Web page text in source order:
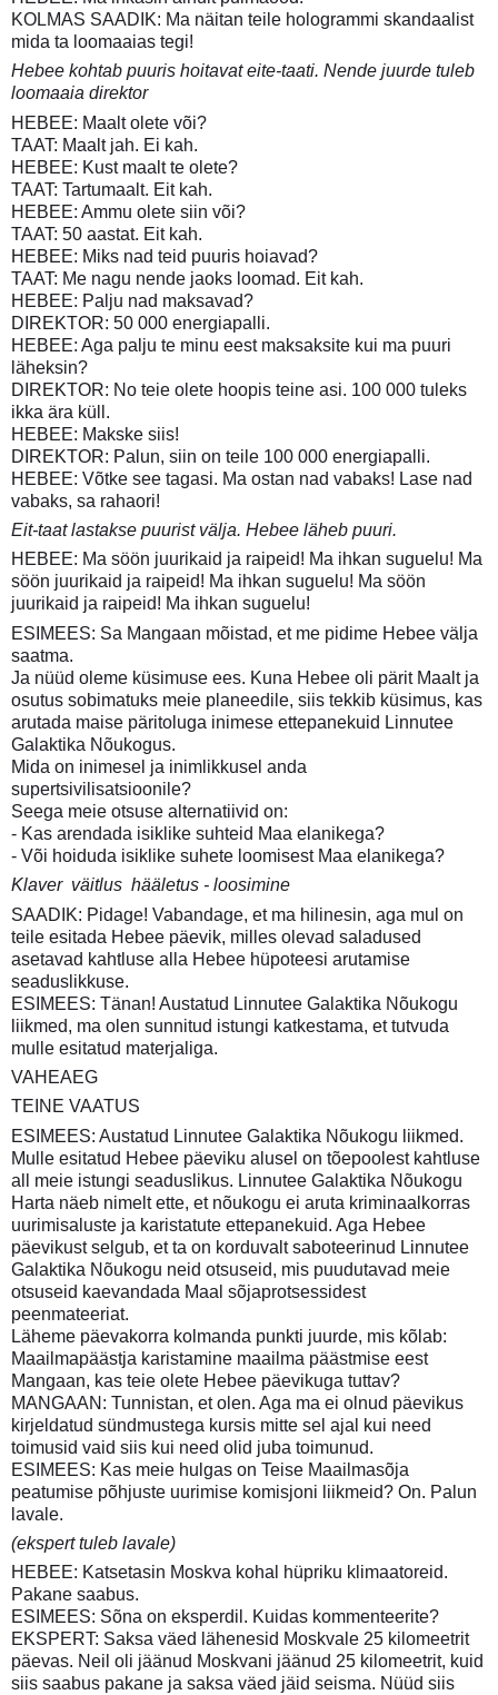
KOLMAS SAADIK: Ma näitan teile hologrammi skandaalist
mida ta loomaaias tegi!
Hebee kohtab puuris hoitavat eite-taati. Nende juurde tuleb
loomaaia direktor
HEBEE: Maalt olete või?
TAAT: Maalt jah. Ei kah.
HEBEE: Kust maalt te olete?
TAAT: Tartumaalt. Eit kah.
HEBEE: Ammu olete siin või?
TAAT: 50 aastat. Eit kah.
HEBEE: Miks nad teid puuris hoiavad?
TAAT: Me nagu nende jaoks loomad. Eit kah.
HEBEE: Palju nad maksavad?
DIREKTOR: 50 000 energiapalli.
HEBEE: Aga palju te minu eest maksaksite kui ma puuri
läheksin?
DIREKTOR: No teie olete hoopis teine asi. 100 000 tuleks
ikka ära küll.
HEBEE: Makske siis!
DIREKTOR: Palun, siin on teile 100 000 energiapalli.
HEBEE: Võtke see tagasi. Ma ostan nad vabaks! Lase nad
vabaks, sa rahaori!
Eit-taat lastakse puurist välja. Hebee läheb puuri.
HEBEE: Ma söön juurikaid ja raipeid! Ma ihkan suguelu! Ma
söön juurikaid ja raipeid! Ma ihkan suguelu! Ma söön
juurikaid ja raipeid! Ma ihkan suguelu!
ESIMEES: Sa Mangaan mõistad, et me pidime Hebee välja
saatma.
Ja nüüd oleme küsimuse ees. Kuna Hebee oli pärit Maalt ja
osutus sobimatuks meie planeedile, siis tekkib küsimus, kas
arutada maise päritoluga inimese ettepanekuid Linnutee
Galaktika Nõukogus.
Mida on inimesel ja inimlikkusel anda
supertsivilisatsioonile?
Seega meie otsuse alternatiivid on:
- Kas arendada isiklike suhteid Maa elanikega?
- Või hoiduda isiklike suhete loomisest Maa elanikega?
Klaver  väitlus  hääletus - loosimine
SAADIK: Pidage! Vabandage, et ma hilinesin, aga mul on
teile esitada Hebee päevik, milles olevad saladused
asetavad kahtluse alla Hebee hüpoteesi arutamise
seaduslikkuse.
ESIMEES: Tänan! Austatud Linnutee Galaktika Nõukogu
liikmed, ma olen sunnitud istungi katkestama, et tutvuda
mulle esitatud materjaliga.
VAHEAEG
TEINE VAATUS
ESIMEES: Austatud Linnutee Galaktika Nõukogu liikmed.
Mulle esitatud Hebee päeviku alusel on tõepoolest kahtluse
all meie istungi seaduslikus. Linnutee Galaktika Nõukogu
Harta näeb nimelt ette, et nõukogu ei aruta kriminaalkorras
uurimisaluste ja karistatute ettepanekuid. Aga Hebee
päevikust selgub, et ta on korduvalt saboteerinud Linnutee
Galaktika Nõukogu neid otsuseid, mis puudutavad meie
otsuseid kaevandada Maal sõjaprotsessidest
peenmateeriat.
Läheme päevakorra kolmanda punkti juurde, mis kõlab:
Maailmapäästja karistamine maailma päästmise eest
Mangaan, kas teie olete Hebee päevikuga tuttav?
MANGAAN: Tunnistan, et olen. Aga ma ei olnud päevikus
kirjeldatud sündmustega kursis mitte sel ajal kui need
toimusid vaid siis kui need olid juba toimunud.
ESIMEES: Kas meie hulgas on Teise Maailmasõja
peatumise põhjuste uurimise komisjoni liikmeid? On. Palun
lavale.
(ekspert tuleb lavale)
HEBEE: Katsetasin Moskva kohal hüpriku klimaatoreid.
Pakane saabus.
ESIMEES: Sõna on eksperdil. Kuidas kommenteerite?
EKSPERT: Saksa väed lähenesid Moskvale 25 kilomeetrit
päevas. Neil oli jäänud Moskvani jäänud 25 kilomeetrit, kuid
siis saabus pakane ja saksa väed jäid seisma. Nüüd siis